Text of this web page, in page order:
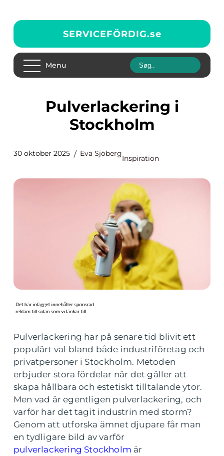
SERVICEFÖRDIG.se
Menu
Pulverlackering i
Stockholm
30 oktober 2025 Eva Sjöberg
Inspiration
Pulverlackering har på senare tid blivit ett
populärt val bland både industriföretag och
privatpersoner i Stockholm. Metoden
erbjuder stora fördelar när det gäller att
skapa hållbara och estetiskt tilltalande ytor.
Men vad är egentligen pulverlackering, och
varför har det tagit industrin med storm?
Genom att utforska ämnet djupare får man
en tydligare bild av varför
pulverlackering Stockholm är